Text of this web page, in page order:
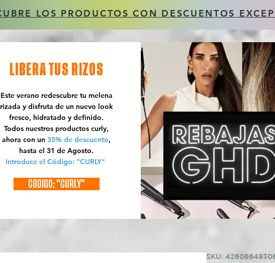
LOS PRODUCTOS CON DESCUENTOS
LIBERA TUS RIZOS
Este verano redescubre tu melena
rizada y disfruta de un nuevo look
fresco, hidratado y definido.
Todos nuestros productos curly,
ahora con un 35% de descuento,
hasta el 31 de Agosto.
Introduce el Código: "CURLY"
CÓDIGO: "CURLY"
SKU: